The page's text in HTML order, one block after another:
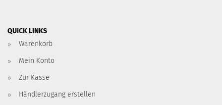
QUICK LINKS
Warenkorb
Mein Konto
Zur Kasse
Händlerzugang erstellen